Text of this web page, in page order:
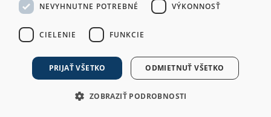
NEVYHNUTNE POTREBNÉ VÝKONNOSŤ
CIELENIE FUNKCIE
PRIJAŤ VŠETKO ODMIETNUŤ VŠETKO
ZOBRAZIŤ PODROBNOSTI